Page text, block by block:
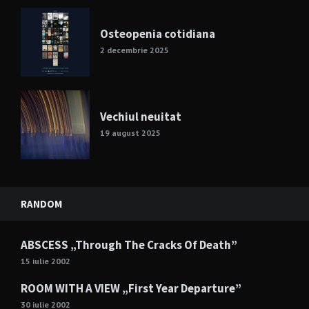
Osteopenia cotidiana
2 decembrie 2025
Vechiul neuitat
19 august 2025
RANDOM
ABSCESS „Through The Cracks Of Death”
15 iulie 2002
ROOM WITH A VIEW „First Year Departure”
30 iulie 2002